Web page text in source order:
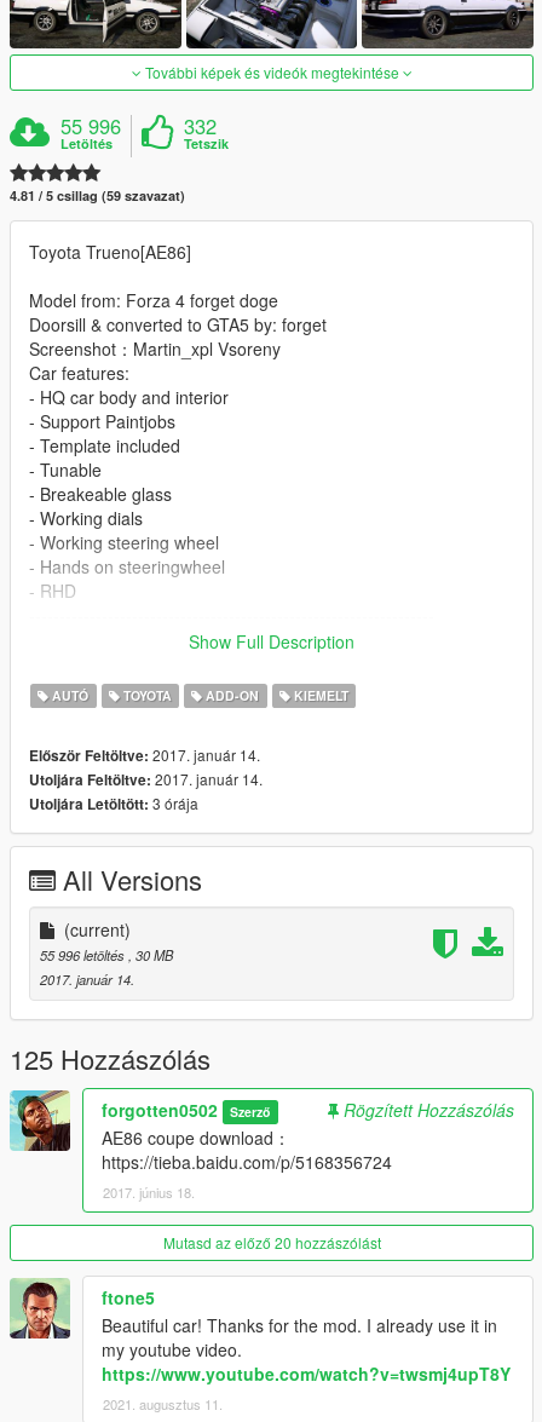
További képek és videók megtekintése
55 996
Letöltés
332
Tetszik
4.81 / 5 csillag (59 szavazat)
Toyota Trueno[AE86]
Model from: Forza 4 forget doge
Doorsill & converted to GTA5 by: forget
Screenshot：Martin_xpl Vsoreny
Car features:
- HQ car body and interior
- Support Paintjobs
- Template included
- Tunable
- Breakeable glass
- Working dials
- Working steering wheel
- Hands on steeringwheel
- RHD
This mod is provided free to use and its not allowed to sell this
[YCA Modder Group]
Visit:
http://yca-mods.weebly.com/
For more information about GTA5 mod by YCA
Show Full Description
AUTÓ TOYOTA ADD-ON KIEMELT
Először Feltöltve: 2017. január 14.
Utoljára Feltöltve: 2017. január 14.
Utoljára Letöltött: 3 órája
All Versions
(current)
55 996 letöltés , 30 MB
2017. január 14.
125 Hozzászólás
forgotten0502 Szerző
Rögzített Hozzászólás
AE86 coupe download：
https://tieba.baidu.com/p/5168356724
2017. június 18.
Mutasd az előző 20 hozzászólást
ftone5
Beautiful car! Thanks for the mod. I already use it in
my youtube video.
https://www.youtube.com/watch?v=twsmj4upT8Y
2021. augusztus 11.